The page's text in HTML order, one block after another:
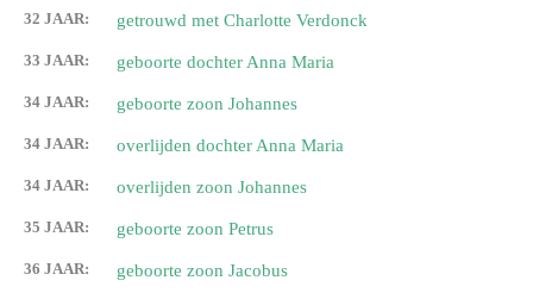
32 JAAR: getrouwd met Charlotte Verdonck
33 JAAR: geboorte dochter Anna Maria
34 JAAR: geboorte zoon Johannes
34 JAAR: overlijden dochter Anna Maria
34 JAAR: overlijden zoon Johannes
35 JAAR: geboorte zoon Petrus
36 JAAR: geboorte zoon Jacobus